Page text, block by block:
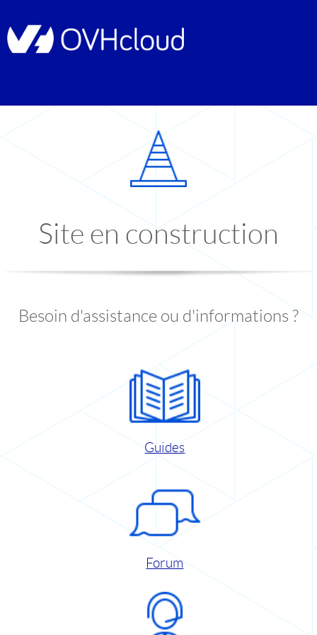
Site en construction
Besoin d'assistance ou d'informations ?
Guides
Forum